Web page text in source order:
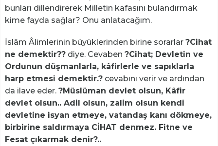
bunları dillendirerek Milletin kafasını bulandırmak
kime fayda sağlar? Onu anlatacağım.
İslâm Âlimlerinin büyüklerinden birine sorarlar ?Cihat
ne demektir?? diye. Cevaben ?Cihat; Devletin ve
Ordunun düşmanlarla, kâfirlerle ve sapıklarla
harp etmesi demektir.? cevabını verir ve ardından
da ilave eder. ?Müslüman devlet olsun, Kâfir
devlet olsun.. Adil olsun, zalim olsun kendi
devletine isyan etmeye, vatandaş kanı dökmeye,
birbirine saldırmaya CİHAT denmez. Fitne ve
Fesat çıkarmak denir?..